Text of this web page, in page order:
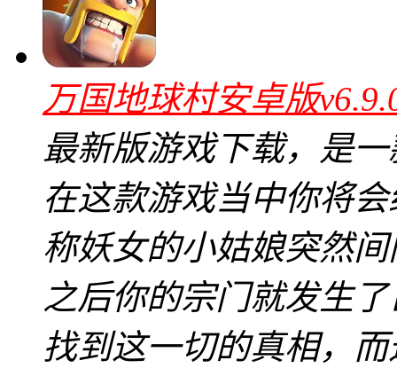
万国地球村安卓版
最新版游戏下载，是
在这款游戏当中你将
称妖女的小姑娘突然
之后你的宗门就发生
找到这一切的真相，